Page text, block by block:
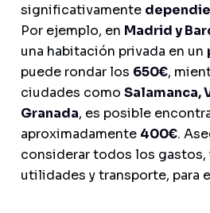
significativamente
Por ejemplo, en Madrid y
una habitación privada en un
puede rondar los 650€,
ciudades como Salamanca,
Granada, es posible
aproximadamente 400€.
considerar todos los gastos,
utilidades y transporte, para